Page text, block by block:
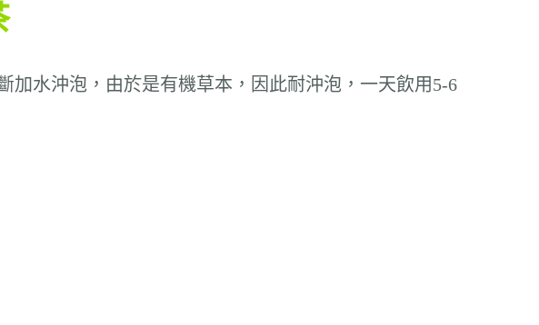
水沖泡，由於是有機草本，因此耐沖泡，一天飲用5-6